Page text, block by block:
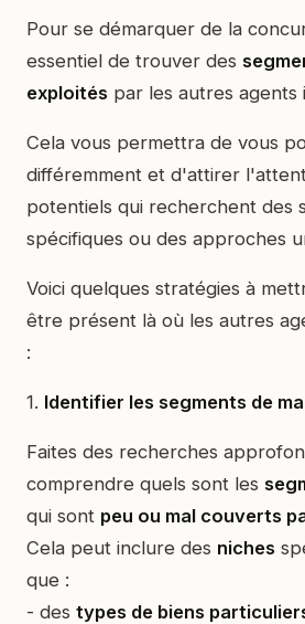
Pour se démarquer de la
essentiel de trouver des
exploités par les autres agents
Cela vous permettra de vous
différemment et d'attirer
potentiels qui recherchent des
spécifiques ou des approches
Voici quelques stratégies à
être présent là où les autres
:
1. Identifier les segments de
Faites des recherches
comprendre quels sont les
qui sont peu ou mal couverts
Cela peut inclure des niches
que :
- des types de biens